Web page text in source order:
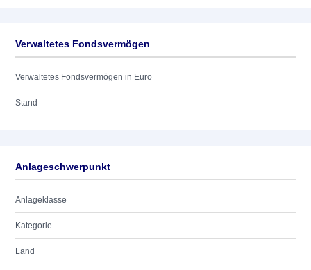
Verwaltetes Fondsvermögen
Verwaltetes Fondsvermögen in Euro
Stand
Anlageschwerpunkt
Anlageklasse
Kategorie
Land